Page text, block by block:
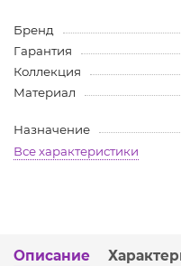
Бренд
Гарантия
Коллекция
Материал
Назначение
Все характеристики
Описание